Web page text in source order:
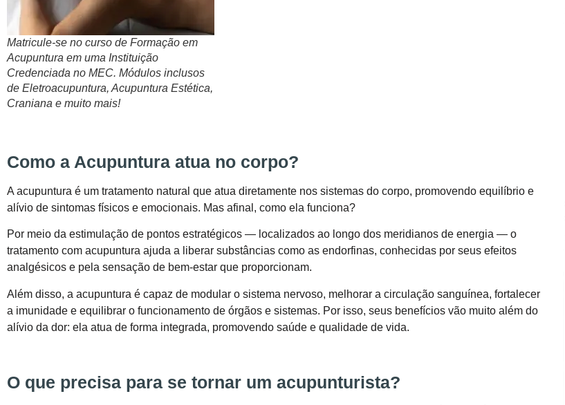
Matricule-se no curso de Formação em
Acupuntura em uma Instituição
Credenciada no MEC. Módulos inclusos
de Eletroacupuntura, Acupuntura Estética,
Craniana e muito mais!
Como a Acupuntura atua no corpo?
A acupuntura é um tratamento natural que atua diretamente nos sistemas do corpo, promovendo equilíbrio e
alívio de sintomas físicos e emocionais. Mas afinal, como ela funciona?
Por meio da estimulação de pontos estratégicos — localizados ao longo dos meridianos de energia — o
tratamento com acupuntura ajuda a liberar substâncias como as endorfinas, conhecidas por seus efeitos
analgésicos e pela sensação de bem-estar que proporcionam.
Além disso, a acupuntura é capaz de modular o sistema nervoso, melhorar a circulação sanguínea, fortalecer
a imunidade e equilibrar o funcionamento de órgãos e sistemas. Por isso, seus benefícios vão muito além do
alívio da dor: ela atua de forma integrada, promovendo saúde e qualidade de vida.
O que precisa para se tornar um acupunturista?